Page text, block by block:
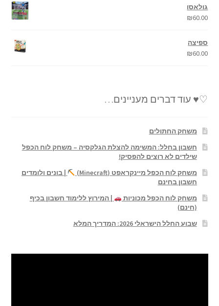
גולאסו
₪60.00
ספיצה
₪60.00
♡♥ עוד דברים מעניינים…
משחק החתולים
חשבון בחלל: המשימה להצלת הגלקסיה – משחק לוח הכפל
שילדים לא רוצים להפסיק!
משחק לוח הכפל מיינקראפט (Minecraft)
| בונים ולומדים
חשבון בחינם
משחק לוח הכפל מכוניות
| המירוץ ללימוד חשבון בכיף
(חינם)
שבוע החלל הישראלי 2026: המדריך המלא